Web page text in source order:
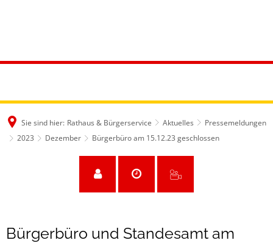
Sie sind hier: Rathaus & Bürgerservice Aktuelles
Pressemeldungen
2023
Dezember Bürgerbüro am 15.12.23 geschlossen
Bürgerbüro und Standesamt am